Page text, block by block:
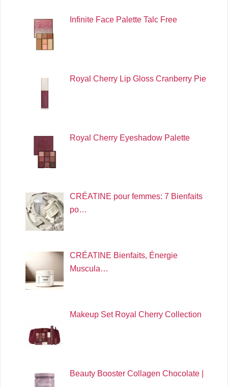
Infinite Face Palette Talc Free
Royal Cherry Lip Gloss Cranberry Pie
Royal Cherry Eyeshadow Palette
CRÉATINE pour femmes: 7 Bienfaits
po…
CRÉATINE Bienfaits, Énergie
Muscula…
Makeup Set Royal Cherry Collection
Beauty Booster Collagen Chocolate |